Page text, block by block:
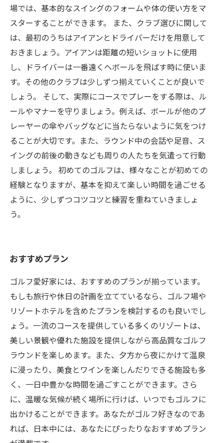
場では、基本的なスイングのフォームや体の使い方をマ
スターすることができます。 また、クラブ選びに関して
は、最初のうちはアイアンとドライバーだけを用意して
おきましょう。アイアンは距離の短いショットに使用
し、ドライバーは一番遠くへボールを飛ばす時に使いま
す。その他のクラブは少しずつ揃えていくことが良いで
しょう。 そして、実際にコースでプレーをする際は、ル
ールやマナーを守りましょう。例えば、ボールが他のプ
レーヤーの傘やバッグなどに当たらないように気をつけ
ることが大切です。また、ラウンド中の会話や足音、ス
イングの前後の動きなども周りの人たちを気遣って行動
しましょう。 初めてのゴルフは、様々なことが初めての
経験となりますが、基本を抑えて楽しい時間を過ごせる
ように、少しずつコツコツと練習を重ねていきましょ
う。
おすすめプラン
ゴルフ愛好家には、おすすめのプランが揃っています。
もしも旅行や休日の計画を立てているなら、ゴルフ場や
リゾートホテルを含めたプランを検討するのも良いでし
ょう。一流のコースを提供している多くのリゾートは、
美しい景観や優れた施設を提供しながら高品質なゴルフ
ラウンドを楽しめます。また、夕方から夜にかけて温泉
に浸ったり、美食とワインを楽しんだりできる施設も多
く、一日中豊かな時間を過ごすことができます。さら
に、温暖な気候が続く場所に行けば、いつでもゴルフに
出かけることができます。あなたがゴルフ好きなのであ
れば、日本中には、あなたにぴったりなおすすめプラン